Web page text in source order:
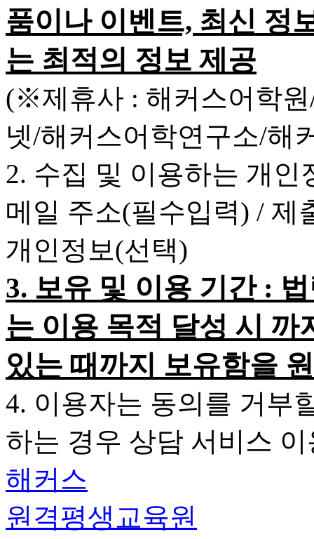
품이나 이벤트, 최신 정
는 최적의 정보 제공
(※제휴사 : 해커스어학
넷/해커스어학연구소/해
2. 수집 및 이용하는 개
메일 주소(필수입력) / 제
개인정보(선택)
3. 보유 및 이용 기간 :
는 이용 목적 달성 시
있는 때까지 보유함을
4. 이용자는 동의를 거부
하는 경우 상담 서비스
해커스
원격평생교육원